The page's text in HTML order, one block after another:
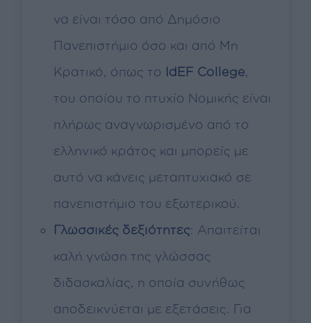
να είναι τόσο από Δημόσιο
Πανεπιστήμιο όσο και από Μη
Κρατικό, όπως το IdEF College
του οποίου το πτυχίο Νομικής είναι
πλήρως αναγνωρισμένο από το
ελληνικό κράτος και μπορείς με
αυτό να κάνεις μεταπτυχιακό σε
πανεπιστήμιο του εξωτερικού.
Γλωσσικές δεξιότητες: Απαιτείται
καλή γνώση της γλώσσας
διδασκαλίας, η οποία συνήθως
αποδεικνύεται με εξετάσεις. Για